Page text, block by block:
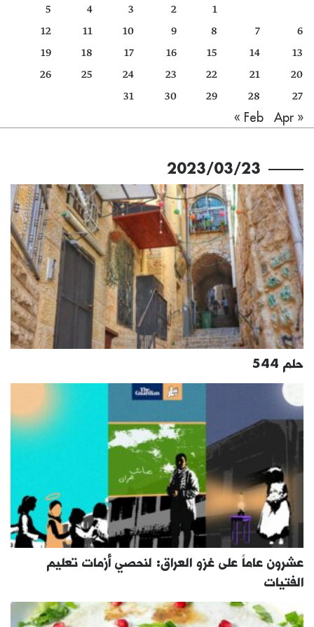
الأرشيف
1
2
3
4
5
6
7
8
9
10
11
12
13
14
15
16
17
18
19
20
21
22
23
24
25
26
27
28
29
30
31
« Feb
Apr »
2023/03/23
حلم 544
عشرون عاماً على غزو العراق: لنحصي أزمات تعليم
الفتيات